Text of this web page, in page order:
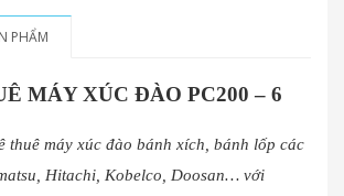
PHẨM
MÁY XÚC ĐÀO PC200 – 6
thuê máy xúc đào bánh xích, bánh lốp các
Hitachi, Kobelco, Doosan… với